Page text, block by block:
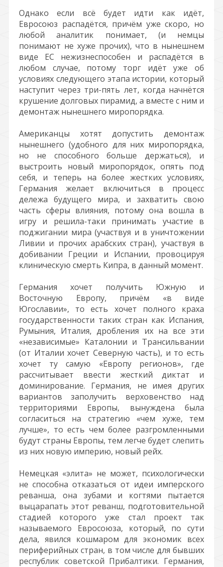
Однако если всё будет идти как идёт,
Евросоюз распадётся, причём уже скоро, но
любой аналитик понимает, (и немцы
понимают не хуже прочих), что в нынешнем
виде ЕС нежизнеспособен и распадётся в
любом случае, потому торг идёт уже об
условиях следующего этапа истории, который
наступит через три-пять лет, когда начнётся
крушение долговых пирамид, а вместе с ним и
демонтаж нынешнего миропорядка.
Американцы хотят допустить демонтаж
нынешнего (удобного для них миропорядка,
но не способного больше держаться), и
выстроить новый миропорядок, опять под
себя, и теперь на более жестких условиях,
Германия желает включиться в процесс
дележа будущего мира, и захватить свою
часть сферы влияния, потому она вошла в
игру и решила-таки принимать участие в
поджигании мира (участвуя и в уничтожении
Ливии и прочих арабских стран), участвуя в
добивании Греции и Испании, провоцируя
клиническую смерть Кипра, в данный момент.
Германия хочет получить Южную и
Восточную Европу, причём «в виде
Югославии», то есть хочет полного краха
государственности таких стран как Испания,
Румыния, Италия, дробления их на все эти
«независимые» Каталонии и Трансильвании
(от Италии хочет Северную часть), и то есть
хочет ту самую «Европу регионов», где
рассчитывает ввести жесткий диктат и
доминирование. Германия, не имея других
вариантов заполучить верховенство над
территориями Европы, вынуждена была
согласиться на стратегию «чем хуже, тем
лучше», то есть чем более разгромленными
будут страны Европы, тем легче будет слепить
из них новую империю, новый рейх.
Немецкая «элита» не может, психологически
не способна отказаться от идеи имперского
реванша, она зубами и когтями пытается
выцарапать этот реванш, подготовительной
стадией которого уже стал проект так
называемого Евросоюза, который, по сути
дела, явился кошмаром для экономик всех
периферийных стран, в том числе для бывших
республик советской Прибалтики. Германия,